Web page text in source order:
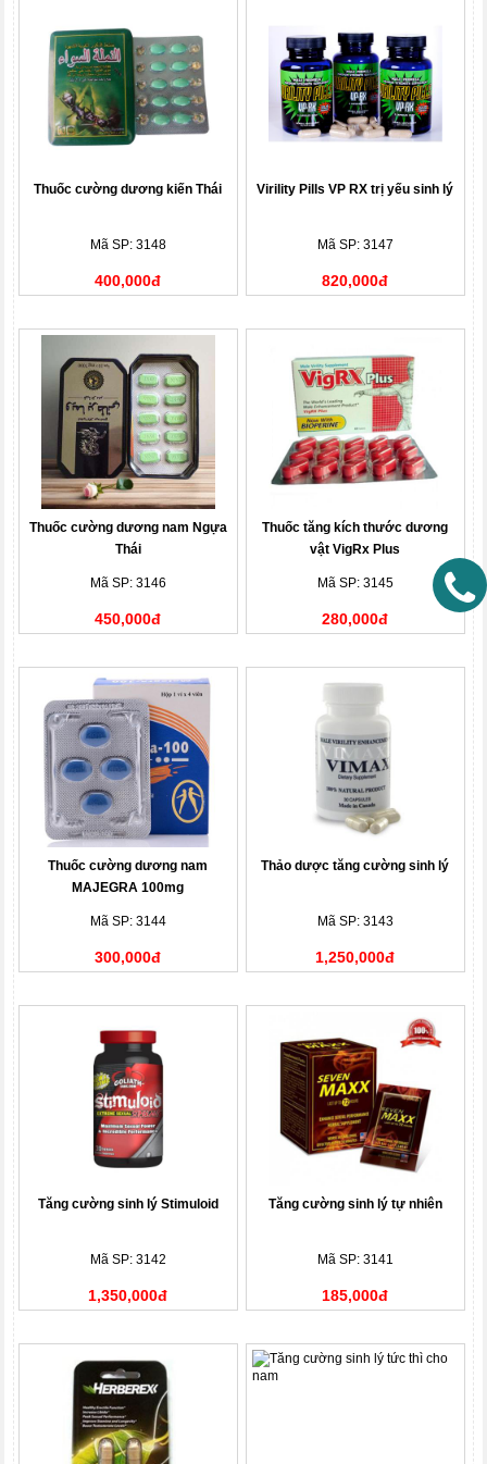
Thuốc cường dương kiến Thái
Mã SP: 3148
400,000đ
Virility Pills VP RX trị yếu sinh lý
Mã SP: 3147
820,000đ
Thuốc cường dương nam Ngựa
Thái
Mã SP: 3146
450,000đ
Thuốc tăng kích thước dương
vật VigRx Plus
Mã SP: 3145
280,000đ
Thuốc cường dương nam
MAJEGRA 100mg
Mã SP: 3144
300,000đ
Thảo dược tăng cường sinh lý
Mã SP: 3143
1,250,000đ
Tăng cường sinh lý Stimuloid
Mã SP: 3142
1,350,000đ
Tăng cường sinh lý tự nhiên
Mã SP: 3141
185,000đ